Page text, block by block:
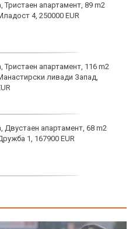
Тристаен апартамент, 89 m2
4, 250000 EUR
Тристаен апартамент, 116 m2
ливади Запад,
Двустаен апартамент, 68 m2
1, 167900 EUR